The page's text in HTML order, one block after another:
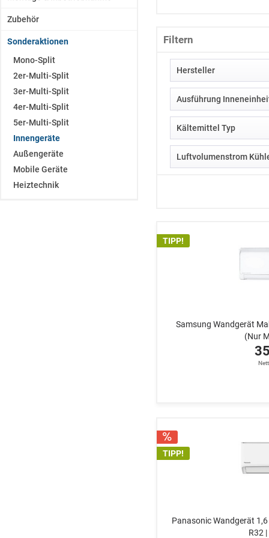
Zubehör
Sonderaktionen
Mono-Split
2er-Multi-Split
3er-Multi-Split
4er-Multi-Split
5er-Multi-Split
Innengeräte
Außengeräte
Mobile Geräte
Heiztechnik
Filtern
Hersteller
Daikin
Ausführung
1-Wege
Truhengerät
Kältemittel Typ
R32
R410A
Luftvolumenstrom
432/540/750
TIPP!
Samsung Wandgerät
(Nur
TIPP!
Panasonic Wandgerät
R32